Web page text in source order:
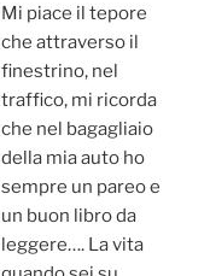
Mi piace il tepore
che attraverso il
finestrino, nel
traffico, mi ricorda
che nel bagagliaio
della mia auto ho
sempre un pareo e
un buon libro da
leggere…. La vita